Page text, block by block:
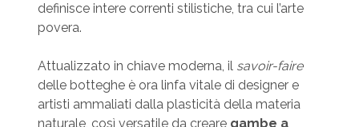
definisce intere correnti stilistiche, tra cui l’arte
povera.
Attualizzato in chiave moderna, il savoir-faire
delle botteghe è ora linfa vitale di designer e
artisti ammaliati dalla plasticità della materia
naturale, così versatile da creare gambe a